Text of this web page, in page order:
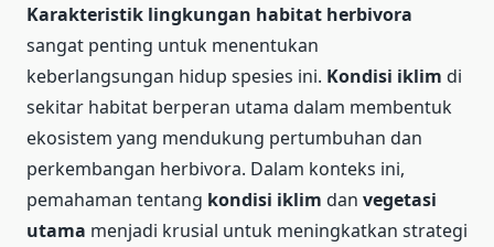
Karakteristik lingkungan habitat herbivora
sangat penting untuk menentukan
keberlangsungan hidup spesies ini. Kondisi iklim di
sekitar habitat berperan utama dalam membentuk
ekosistem yang mendukung pertumbuhan dan
perkembangan herbivora. Dalam konteks ini,
pemahaman tentang kondisi iklim dan vegetasi
utama menjadi krusial untuk meningkatkan strategi